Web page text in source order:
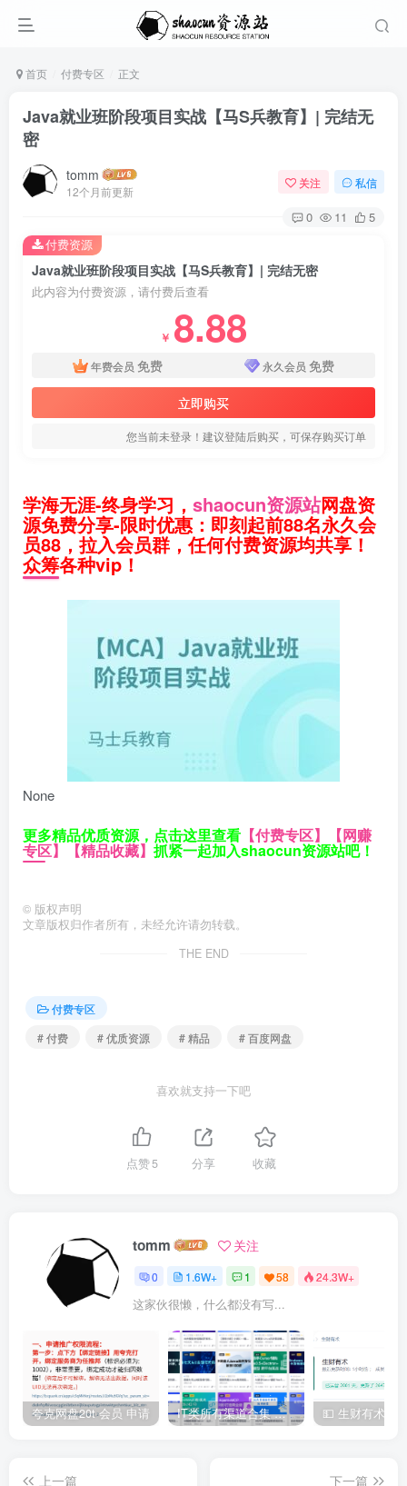
首页 付费专区 正文
Java就业班阶段项目实战【马S兵教育】| 完结无
密
tomm
12个月前更新
关注 私信
0 11 5
Java就业班阶段项目实战【马S兵教育】| 完结无密
此内容为付费资源，请付费后查看
￥ 8.88
年费会员 免费 永久会员 免费
立即购买
您当前未登录！建议登陆后购买，可保存购买订单
付费资源
学海无涯-终身学习， shaocun资源站网盘资
源免费分享-限时优惠：即刻起前88名永久会
员88，拉入会员群，任何付费资源均共享！
众筹各种vip！
None
更多精品优质资源，点击这里查看 【付费专区】 【网赚
专区】 【精品收藏】 抓紧一起加入shaocun资源站吧！
© 版权声明
文章版权归作者所有，未经允许请勿转载。
THE END
付费专区
# 付费
# 优质资源 # 精品 # 百度网盘
喜欢就支持一下吧
点赞5 分享 收藏
tomm 关注
0 1.6W+ 1 58 24.3W+
这家伙很懒，什么都没有写...
夸克网盘20t 会员 申请 IT类所有渠道合集 持续日更，目前近四千多条资源 年费用户微信私信获取权限
上一篇
下一篇